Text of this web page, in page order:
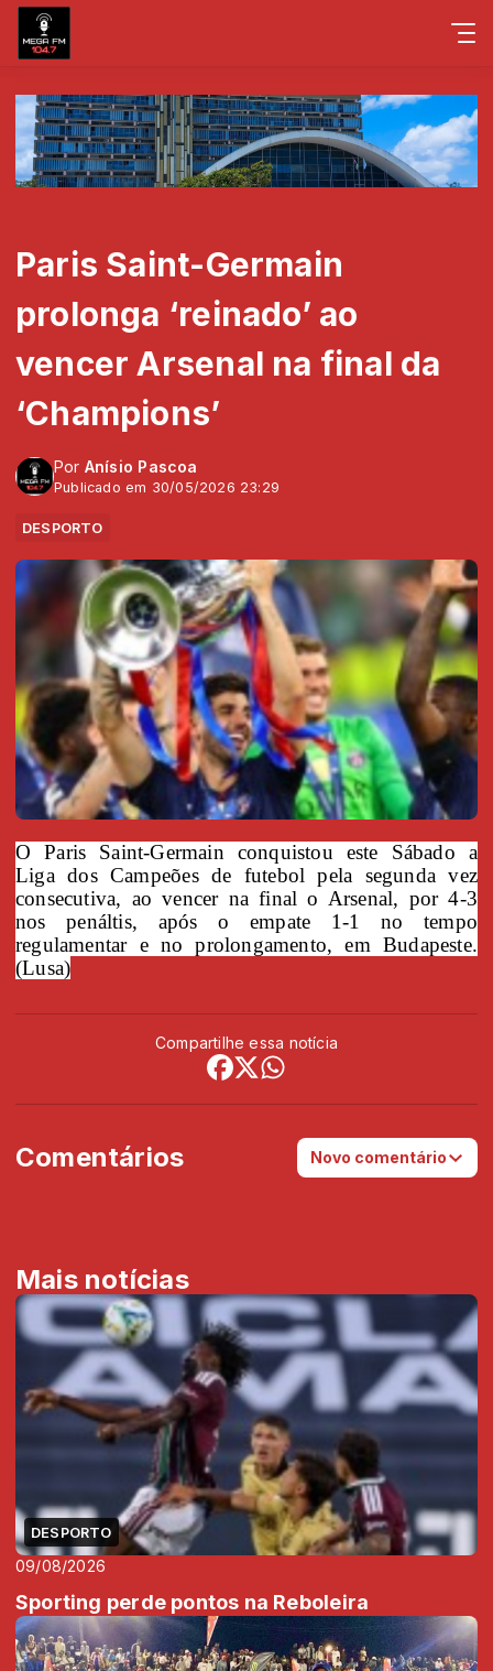
Paris Saint-Germain
prolonga ‘reinado’ ao
vencer Arsenal na final da
‘Champions’
Por Anísio Pascoa
Publicado em 30/05/2026 23:29
DESPORTO
O Paris Saint-Germain conquistou este Sábado a
Liga dos Campeões de futebol pela segunda vez
consecutiva, ao vencer na final o Arsenal, por 4-3
nos penáltis, após o empate 1-1 no tempo
regulamentar e no prolongamento, em Budapeste.
(Lusa)
Compartilhe essa notícia
Comentários Novo comentário
Mais notícias
DESPORTO
09/08/2026
Sporting perde pontos na Reboleira